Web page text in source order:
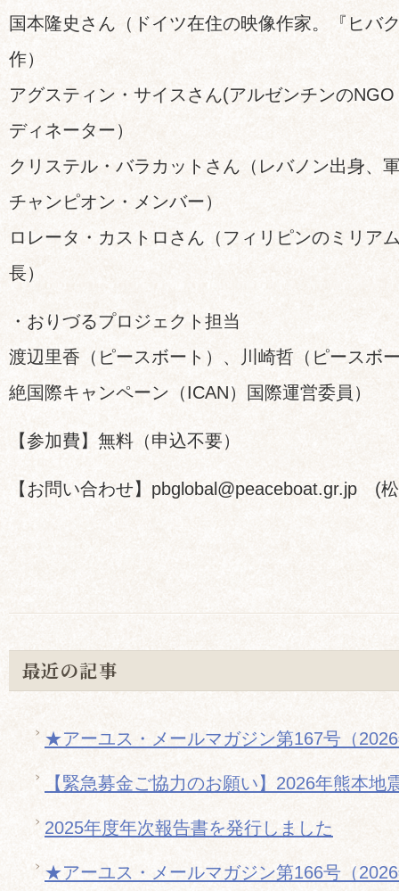
国本隆史さん（ドイツ在住の映像作家。『ヒバ
作）
アグスティン・サイスさん(アルゼンチンの
ディネーター）
クリステル・バラカットさん（レバノン出身、
チャンピオン・メンバー）
ロレータ・カストロさん（フィリピンのミリア
長）
・おりづるプロジェクト担当
渡辺里香（ピースボート）、川崎哲（ピースボ
絶国際キャンペーン（ICAN）国際運営委員）
【参加費】無料（申込不要）
【お問い合わせ】pbglobal@peaceboat.gr.jp (
最近の記事
★アーユス・メールマガジン第167号（
【緊急募金ご協力のお願い】2026年熊本地
2025年度年次報告書を発行しました
★アーユス・メールマガジン第166号（